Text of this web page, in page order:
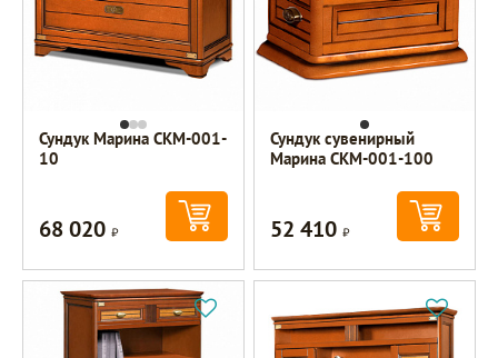
Сундук Марина СКМ-001-
10
68 020Р
Сундук сувенирный
Марина СКМ-001-100
52 410Р